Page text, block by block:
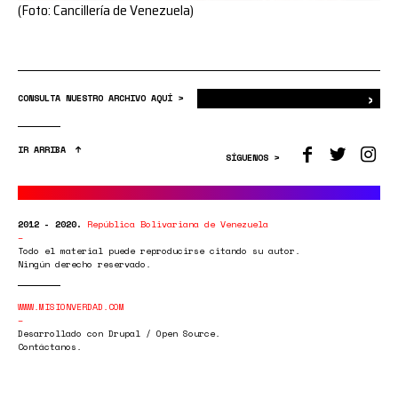
(Foto: Cancillería de Venezuela)
CONSULTA NUESTRO ARCHIVO AQUÍ > ›
IR ARRIBA
SÍGUENOS >
2012 - 2020. República Bolivariana de Venezuela
Todo el material puede reproducirse citando su autor.
Ningún derecho reservado.
WWW.MISIONVERDAD.COM
Desarrollado con Drupal / Open Source.
Contáctanos.